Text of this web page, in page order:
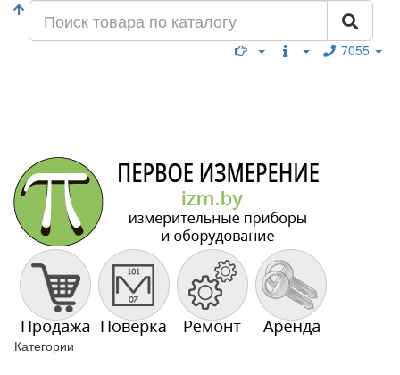
7055
Категории